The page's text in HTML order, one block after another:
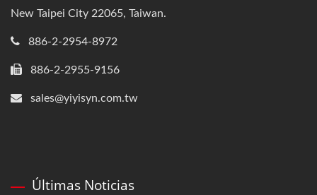
New Taipei City 22065, Taiwan.
886-2-2954-8972
886-2-2955-9156
sales@yiyisyn.com.tw
Últimas Noticias